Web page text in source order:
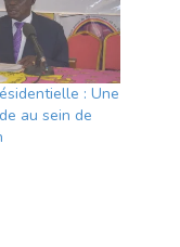
: Une
au sein de